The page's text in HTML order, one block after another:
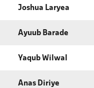
Joshua Laryea
Ayuub Barade
Yaqub Wilwal
Anas Diriye